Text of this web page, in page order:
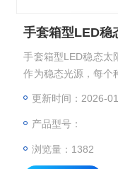
手套箱型LED稳
手套箱型LED稳态太
作为稳态光源，每个
头、参考电池、计算
更新时间：2026-
产品型号：
浏览量：1382